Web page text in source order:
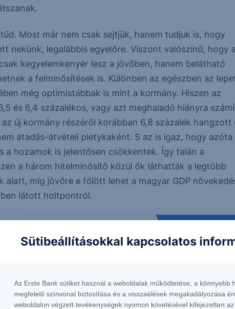
Most már nem csak sejtjük, hanem tudjuk is, hogy
nekünk, legalábbis egyelőre. Viszont valószínű, hogy a
kegyelemkenyér lesz a jövőben, hanem belátható
a felminősítések is. Különben az egészben az
még optimistábbak is mint a kormány. Hiszen az
és 6,4 százalékos, vagy azt meghaladó hiányra
új kormány részéről korábban 6,8 százalék hangzott
átadás-átvételi pletykaként. S az is igaz, hogy azóta
a hozamok is jelentősen csökkentek. Így talán a
a három hitelminősítő közül ők láthatták a legtöbb
alatt, míg jövőre e fölött lehet a magyar GDP
látott holtpontról.
Sütibeállításokkal kapcsolatos
Az Erste Bank sütiket használ a weboldalak működtetése, a könnyebb
megfelelő színvonal biztosítása és a visszaélések megakadályozása
weboldalon végzett tevékenységek nyomon követésével kifejezetten